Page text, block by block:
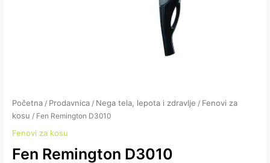
Početna / Prodavnica / Nega tela, lepota i zdravlje / Fenovi za
kosu / Fen Remington D3010
Fenovi za kosu
Fen Remington D3010